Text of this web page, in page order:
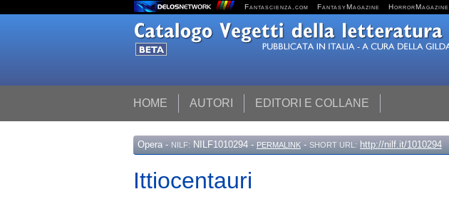
Fantascienza.com FantasyMagazine HorrorMagazine
HOME AUTORI EDITORI E COLLANE
Opera - NILF: NILF1010294 - PERMALINK - SHORT URL: http://nilf.it/1010294
Ittiocentauri